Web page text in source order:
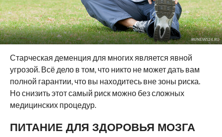
RUNEWS24.RU
Старческая деменция для многих является явной
угрозой. Всё дело в том, что никто не может дать вам
полной гарантии, что вы находитесь вне зоны риска.
Но снизить этот самый риск можно без сложных
медицинских процедур.
ПИТАНИЕ ДЛЯ ЗДОРОВЬЯ МОЗГА